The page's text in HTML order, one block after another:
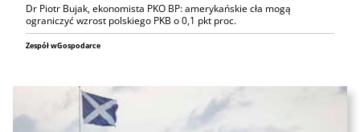
Dr Piotr Bujak, ekonomista PKO BP: amerykańskie cła mogą
ograniczyć wzrost polskiego PKB o 0,1 pkt proc.
Zespół wGospodarce